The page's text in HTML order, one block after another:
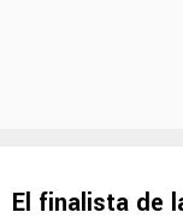
El finalista de